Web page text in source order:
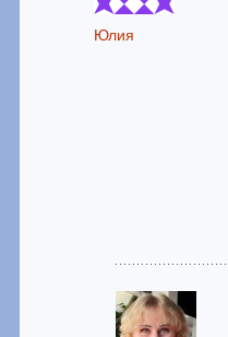
Юлия